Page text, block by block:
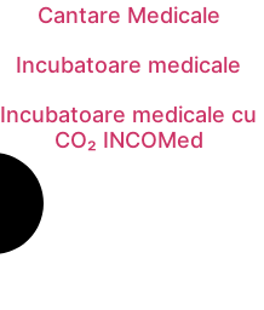
Cantare Medicale
Incubatoare medicale
Incubatoare medicale cu
CO₂ INCOMed